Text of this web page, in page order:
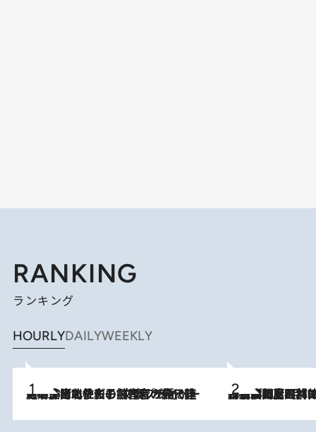
RANKING
ランキング
HOURLYDAILYWEEKLY
2026.8.3
《「文士の子ども被害者の会」発足！》阿川佐和子（72）が語る遠藤周作に北杜夫、劇作家・矢代静一の子どもたちの“文豪プライベート事件簿” 2026.8.8
「最後に見られてよかった」上野動物園の東園パンダ舎が解体前に特別公開。8月16日まで延長されたパネル展と共に辿る“半世紀”のパンダ飼育《解体工事の図面あり》